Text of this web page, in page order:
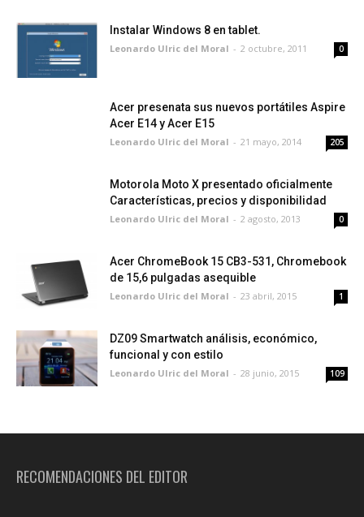
Instalar Windows 8 en tablet.
Leonardo Ulric del Moral - 2 octubre, 2011 0
Acer presenata sus nuevos portátiles Aspire
Acer E14 y Acer E15
Leonardo Ulric del Moral - 21 mayo, 2014 205
Motorola Moto X presentado oficialmente
Características, precios y disponibilidad
Leonardo Ulric del Moral - 2 agosto, 2013 0
Acer ChromeBook 15 CB3-531, Chromebook
de 15,6 pulgadas asequible
Leonardo Ulric del Moral - 23 abril, 2015 1
DZ09 Smartwatch análisis, económico,
funcional y con estilo
Leonardo Ulric del Moral - 28 junio, 2015 109
RECOMENDACIONES DEL EDITOR